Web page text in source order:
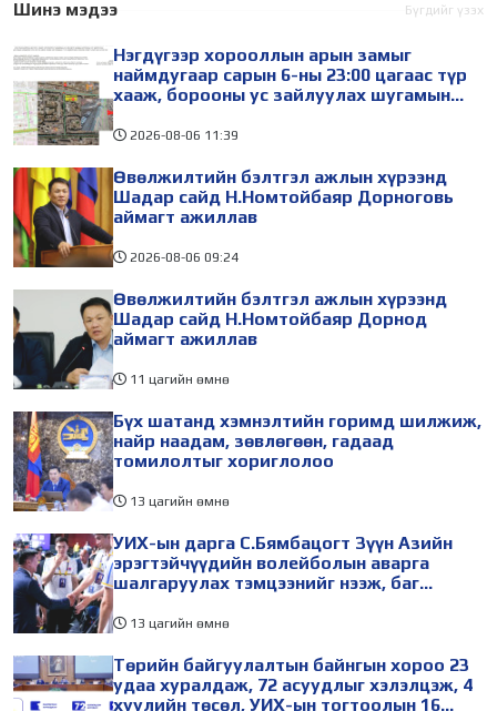
харваачдад улсын цол
болсон гэхэд хэлсдэхгүй.
амьдралынхаа төлөө
махийтлаа
Шинэ мэдээ Бүгдийг үзэх
Нэгдүгээр хорооллын арын замыг
наймдугаар сарын 6-ны 23:00 цагаас түр
хааж, борооны ус зайлуулах шугамын
2026-08-06 11:39
Өвөлжилтийн бэлтгэл ажлын хүрээнд
Шадар сайд Н.Номтойбаяр Дорноговь
аймагт ажиллав
2026-08-06 09:24
Өвөлжилтийн бэлтгэл ажлын хүрээнд
Шадар сайд Н.Номтойбаяр Дорнод
аймагт ажиллав
11 цагийн өмнө
Бүх шатанд хэмнэлтийн горимд шилжиж,
найр наадам, зөвлөгөөн, гадаад
томилолтыг хориглолоо
13 цагийн өмнө
УИХ-ын дарга С.Бямбацогт Зүүн Азийн
эрэгтэйчүүдийн волейболын аварга
шалгаруулах тэмцээнийг нээж, баг
13 цагийн өмнө
Төрийн байгуулалтын байнгын хороо 23
удаа хуралдаж, 72 асуудлыг хэлэлцэж, 4
хуулийн төсөл, УИХ-ын тогтоолын 16